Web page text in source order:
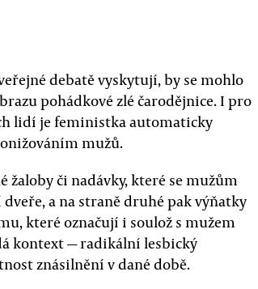
debatě vyskytují, by se mohlo
pohádkové zlé čarodějnice. I pro
lidí je feministka automaticky
mužů.
žaloby či nadávky, které se mužům
a na straně druhé pak výňatky
které označují i soulož s mužem
kontext — radikální lesbický
znásilnění v dané době.